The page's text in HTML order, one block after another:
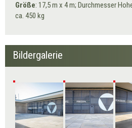
Größe: 17,5 m x 4 m; Durchmesser
ca. 450 kg
Bildergalerie